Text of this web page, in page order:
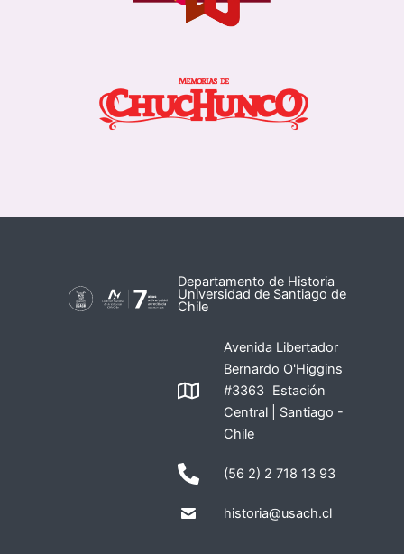
Departamento de Historia
Universidad de Santiago de
Chile
Avenida Libertador
Bernardo O'Higgins
#3363 Estación
Central | Santiago -
Chile
(56 2) 2 718 13 93
historia@usach.cl